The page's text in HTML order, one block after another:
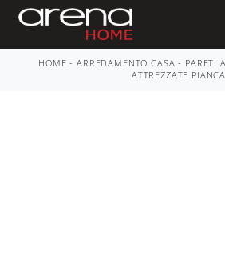
HOME -ARREDAMENTO CASA - PARETI
ATTREZZATE PIANCA